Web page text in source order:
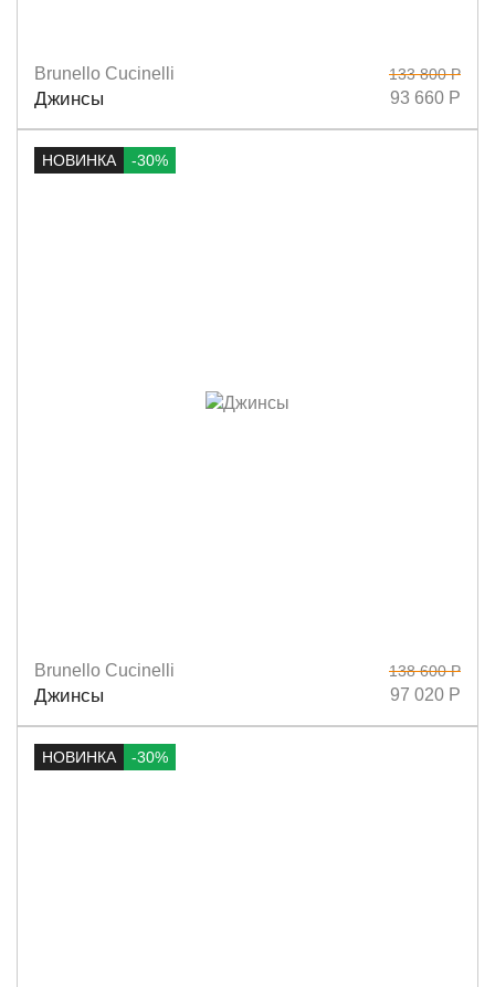
Размеры
Brunello Cucinelli
Джинсы
133 800 Р
93 660 Р
НОВИНКА -30%
Размеры
Brunello Cucinelli
Джинсы
138 600 Р
97 020 Р
НОВИНКА -30%